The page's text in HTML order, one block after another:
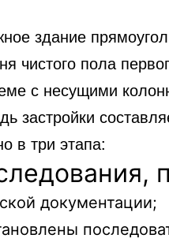
здание
чистого пола
с несущими
застройки
в три этапа:
документации;